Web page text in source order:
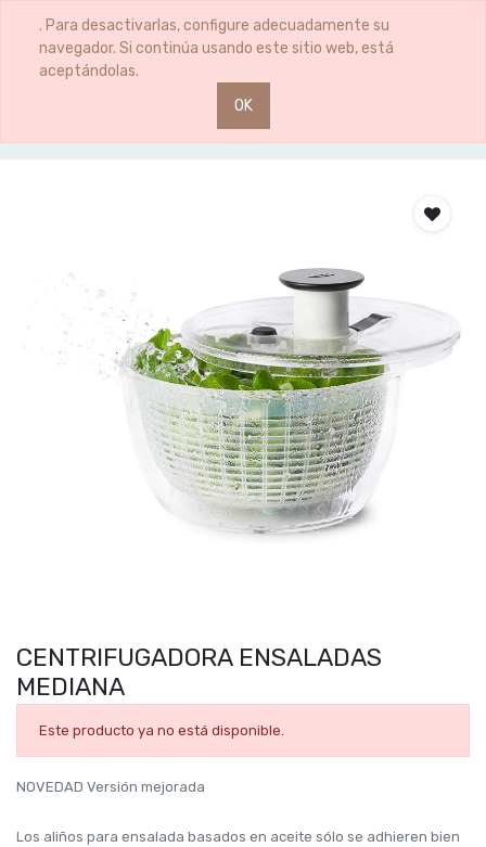
. Para desactivarlas, configure adecuadamente su
navegador. Si continúa usando este sitio web, está
aceptándolas.
OK
0 0
CENTRIFUGADORA ENSALADAS MEDIANA
CENTRIFUGADORA ENSALADAS
MEDIANA
Este producto ya no está disponible.
NOVEDAD Versión mejorada
Los aliños para ensalada basados en aceite sólo se adhieren bien